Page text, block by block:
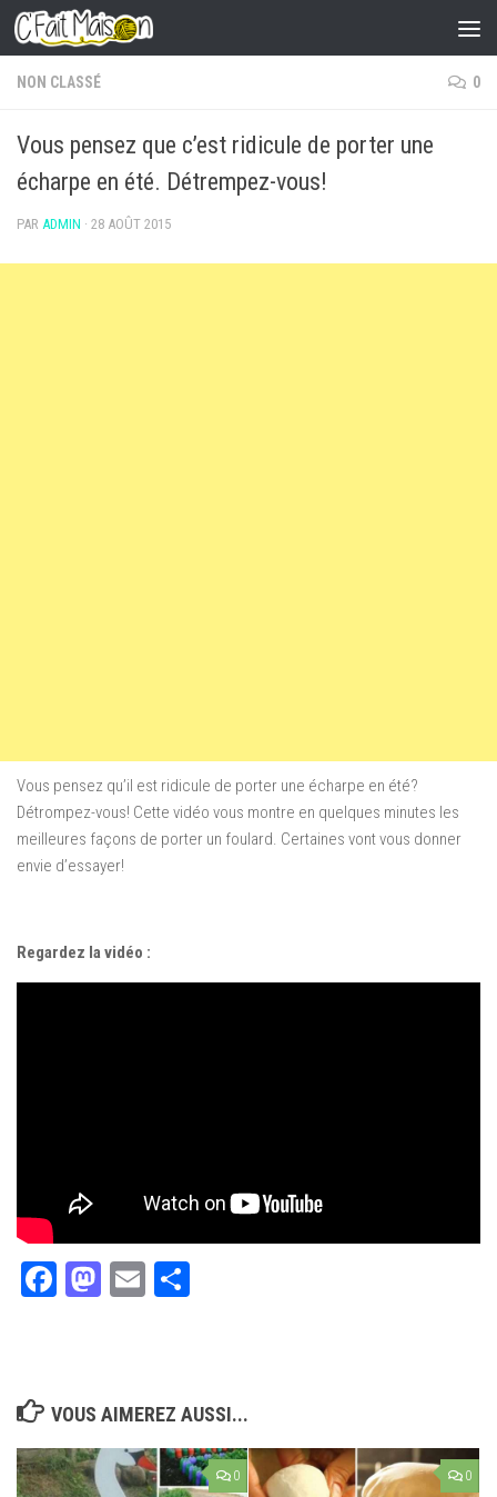
Skip to content
NON CLASSÉ 0
Vous pensez que c’est ridicule de porter une
écharpe en été. Détrempez-vous!
PAR ADMIN · 28 AOÛT 2015
Vous pensez qu’il est ridicule de porter une écharpe en été?
Détrompez-vous! Cette vidéo vous montre en quelques minutes les
meilleures façons de porter un foulard. Certaines vont vous donner
envie d’essayer!
Regardez la vidéo :
Facebook
Mastodon
Email
VOUS AIMEREZ AUSSI...
0 0